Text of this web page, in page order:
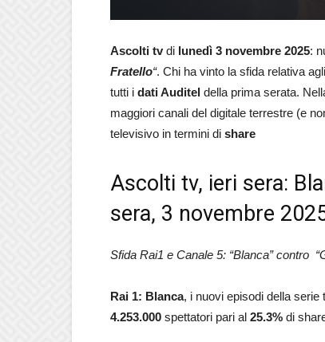
Ascolti tvdi lunedì 3 novembre 2025:
Fratello“. Chi ha vinto la sfida relativa agli
tutti i dati Auditel della prima serata.
maggiori canali del digitale terrestre (e
televisivo in termini di share
Ascolti tv, ieri sera:
sera, 3 novembre
Sfida Rai1 e Canale 5: “Blanca” contro
Rai 1: Blanca, i nuovi episodi della
4.253.000 spettatori pari al 25.3% di